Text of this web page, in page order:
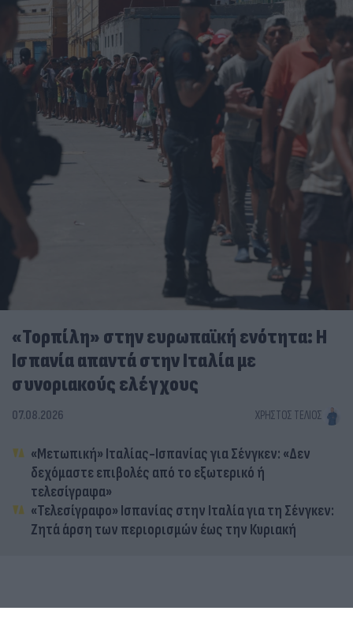
«Τορπίλη» στην ευρωπαϊκή ενότητα: Η
Ισπανία απαντά στην Ιταλία με
συνοριακούς ελέγχους
07.08.2026 ΧΡΉΣΤΟΣ ΤΈΛΙΟΣ
«Μετωπική» Ιταλίας-Ισπανίας για Σένγκεν: «Δεν
δεχόμαστε επιβολές από το εξωτερικό ή
τελεσίγραφα»
«Τελεσίγραφο» Ισπανίας στην Ιταλία για τη Σένγκεν:
Ζητά άρση των περιορισμών έως την Κυριακή